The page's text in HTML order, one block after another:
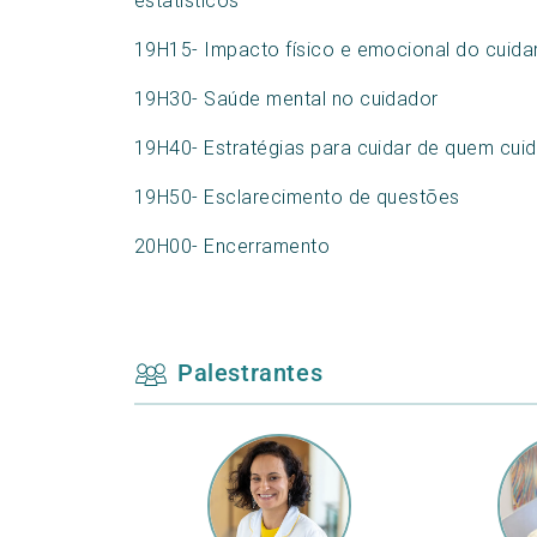
19H15- Impacto físico e emocional do
19H30- Saúde mental no cuidador
19H40- Estratégias para cuidar de quem
19H50- Esclarecimento de questões
20H00- Encerramento
Palestrantes